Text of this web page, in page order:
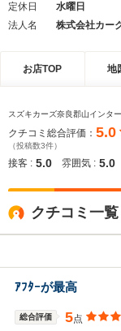
定休日
水曜日
法人名
株式会社カー
お店TOP 地
スズキカーズ奈良郡山インタ
クチコミ総合評価： 5.0
（投稿数3件）
接客 : 5.0 雰囲気 : 5.0
クチコミ一覧
ｱﾌﾀｰが最高
総合評価 5点